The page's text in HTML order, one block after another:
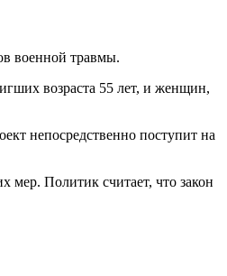
военной травмы.
возраста 55 лет, и женщин,
непосредственно поступит на
мер. Политик считает, что закон